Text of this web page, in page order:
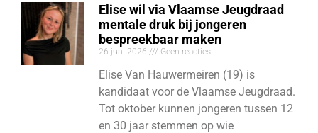
Elise wil via Vlaamse Jeugdraad
mentale druk bij jongeren
bespreekbaar maken
26 juni 2026 Geen reacties
Elise Van Hauwermeiren (19) is
kandidaat voor de Vlaamse Jeugdraad.
Tot oktober kunnen jongeren tussen 12
en 30 jaar stemmen op wie